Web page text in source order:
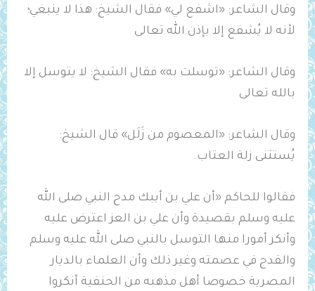
وقال الشاعر: «اشفع لي» فقال الشيخ: هذا لا ينبغي؛
لأنه لا يُشفع إلا بإذن الله تعالى
وقال الشاعر: «توسلت به» فقال الشيخ: لا يتوسل إلا
بالله تعالى
وقال الشاعر: «المعصوم من زَلَل» قال الشيخ:
يُستثنى زلة العتاب.
فقالوا للحاكم «أن علي بن أيبك مدح النبي صلى الله
عليه وسلم بقصيدة وأن علي بن العز اعترض عليه
وأنكر أمورا منها التوسل بالنبي صلى الله عليه وسلم
والقدح في عصمته وغير ذلك وأن العلماء بالديار
المصرية خصوصا أهل مذهبه من الحنفية أنكروا